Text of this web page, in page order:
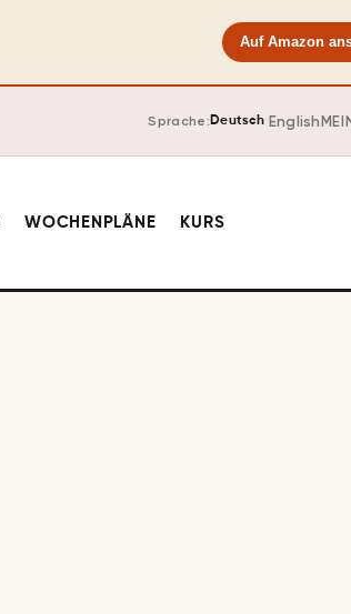
Auf Amazon
Sprache:Deutsch· English
WOCHENPLÄNE KURS